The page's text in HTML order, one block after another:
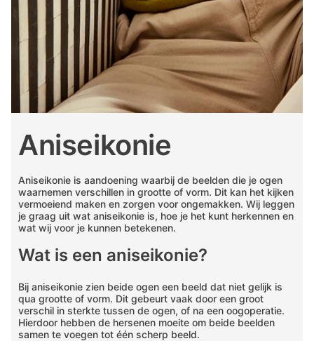
Aniseikonie
Aniseikonie is aandoening waarbij de beelden die je ogen
waarnemen verschillen in grootte of vorm. Dit kan het kijken
vermoeiend maken en zorgen voor ongemakken. Wij leggen
je graag uit wat aniseikonie is, hoe je het kunt herkennen en
wat wij voor je kunnen betekenen.
Wat is een aniseikonie?
Bij aniseikonie zien beide ogen een beeld dat niet gelijk is
qua grootte of vorm. Dit gebeurt vaak door een groot
verschil in sterkte tussen de ogen, of na een oogoperatie.
Hierdoor hebben de hersenen moeite om beide beelden
samen te voegen tot één scherp beeld.